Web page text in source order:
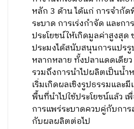
หลัก 3 ด้าน ได้แก่ การจำกั
ระบาด การเร่งกำจัด และกา
ประโยชน์ให้เกิดมูลค่าสูงสุด
ประมงได้สนับสนุนการแปร
หลากหลาย ทั้งปลาแดดเดีย
รวมถึงการนำไปผลิตเป็นน้
เริ่มเกิดผลเชิงรูปธรรมและ
พื้นที่นำไปใช้ประโยชน์แล้ว
การแพร่ระบาดควบคู่กับการ
กับผลผลิตต่อไป